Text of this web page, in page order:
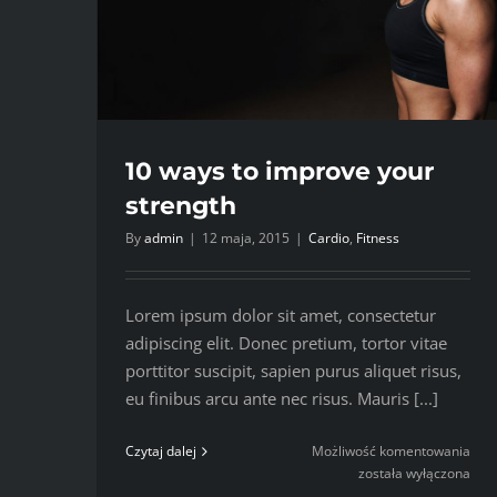
10 ways to improve your
strength
Byadmin | 12 maja, 2015 | Cardio, Fitness
Lorem ipsum dolor sit amet, consectetur
adipiscing elit. Donec pretium, tortor vitae
porttitor suscipit, sapien purus aliquet risus,
eu finibus arcu ante nec risus. Mauris [...]
Czytaj dalej Możliwość komentowania
została wyłączona